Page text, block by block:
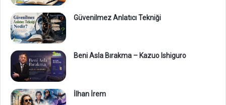
Güvenilmez Anlatıcı Tekniği
Beni Asla Bırakma – Kazuo Ishiguro
İlhan İrem